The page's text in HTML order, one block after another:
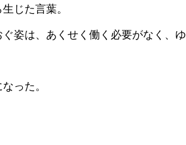
じた言葉。
姿は、あくせく働く必要がなく、ゆ
った。